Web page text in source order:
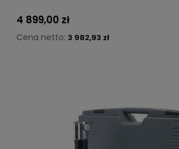
4 899,00 zł
Cena netto: 3 982,93 zł